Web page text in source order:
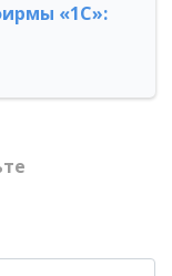
«1С»: